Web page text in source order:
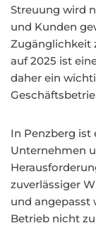
Streuung wird
und Kunden
Zugänglichkeit
auf 2025 ist
daher ein
In Penzberg ist
Unternehmen
zuverlässiger
und angepasst
Betrieb nicht